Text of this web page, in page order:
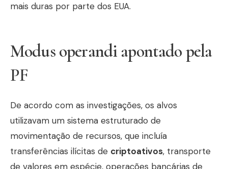
mais duras por parte dos EUA.
Modus operandi apontado pela
PF
De acordo com as investigações, os alvos
utilizavam um sistema estruturado de
movimentação de recursos, que incluía
transferências ilícitas de criptoativos, transporte
de valores em espécie, operações bancárias de